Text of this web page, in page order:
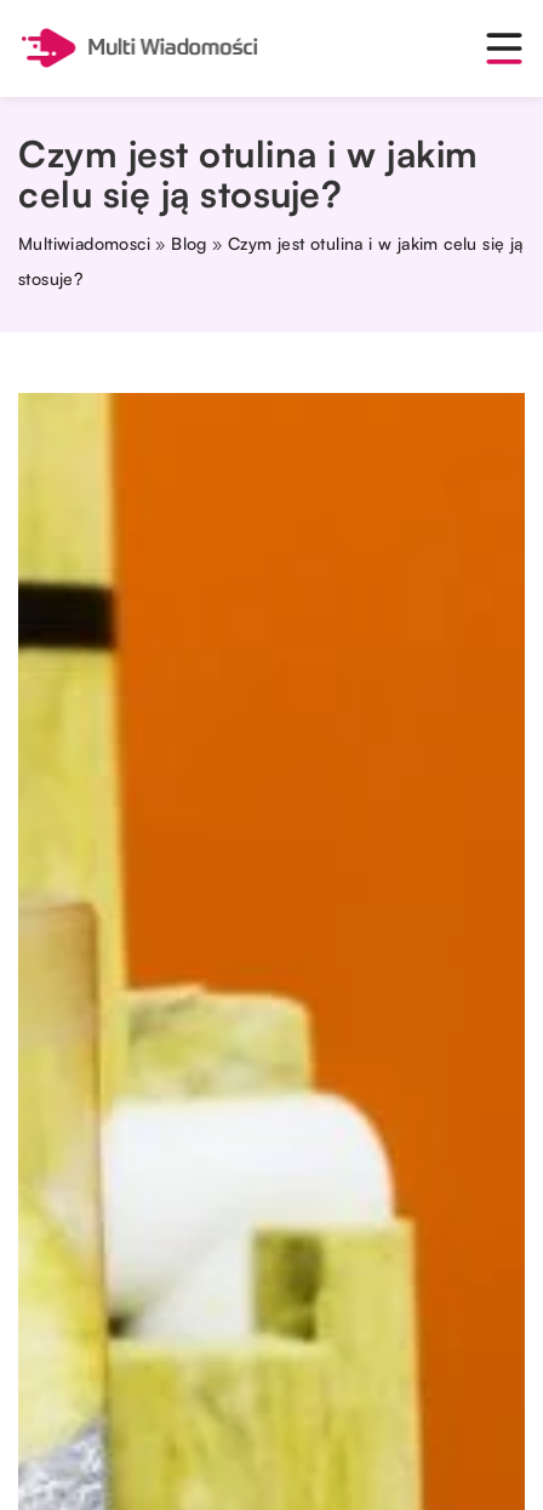
Czym jest otulina i w jakim
celu się ją stosuje?
Multiwiadomosci » Blog »Czym jest otulina i w jakim celu się ją
stosuje?